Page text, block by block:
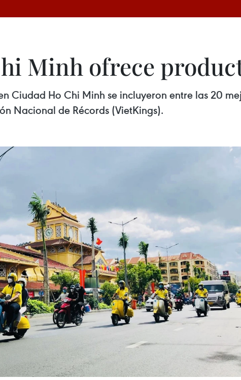
Minh ofrece
Ciudad Ho Chi Minh se incluyeron entre las 20
Nacional de Récords (VietKings).